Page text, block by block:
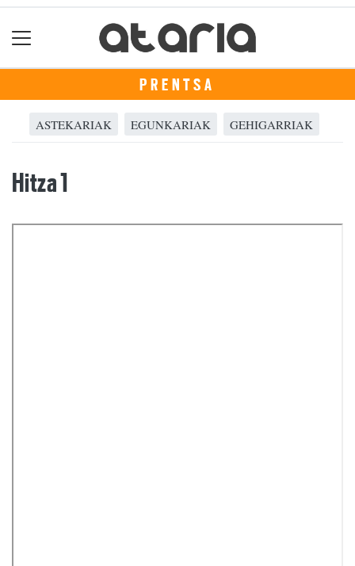
PRENTSA
ASTEKARIAK EGUNKARIAK GEHIGARRIAK
Hitza 1